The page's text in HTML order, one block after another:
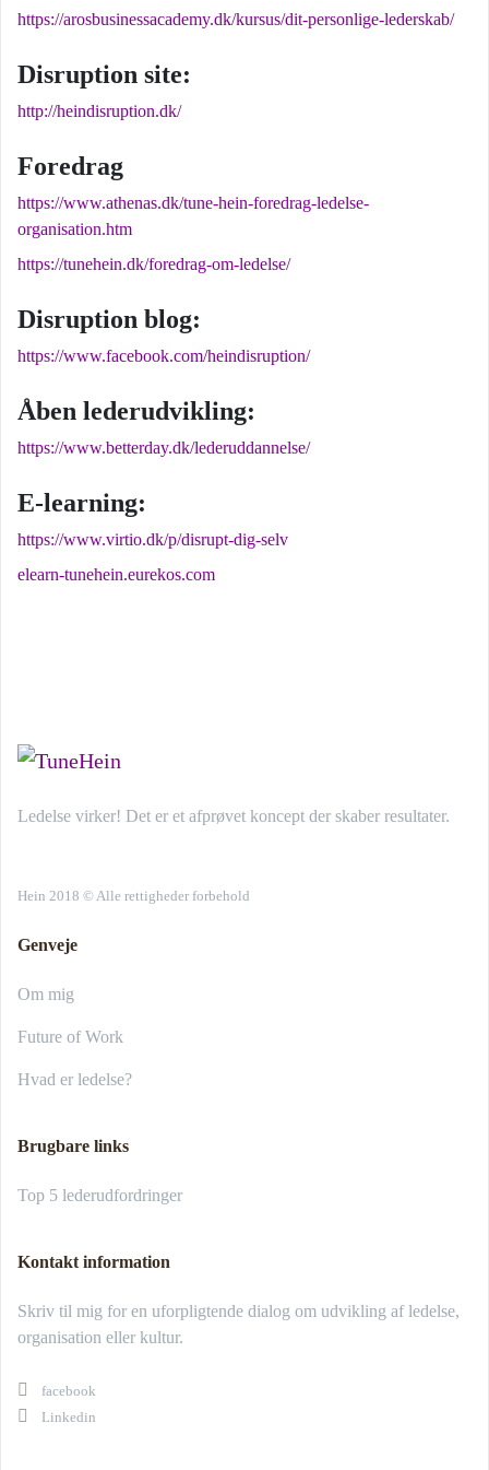
https://arosbusinessacademy.dk/kursus/dit-personlige-lederskab/
Disruption site:
http://heindisruption.dk/
Foredrag
https://www.athenas.dk/tune-hein-foredrag-ledelse-
organisation.htm
https://tunehein.dk/foredrag-om-ledelse/
Disruption blog:
https://www.facebook.com/heindisruption/
Åben lederudvikling:
https://www.betterday.dk/lederuddannelse/
E-learning:
https://www.virtio.dk/p/disrupt-dig-selv
elearn-tunehein.eurekos.com
Ledelse virker! Det er et afprøvet koncept der skaber resultater.
Hein 2018 © Alle rettigheder forbehold
Genveje
Om mig
Future of Work
Hvad er ledelse?
Brugbare links
Top 5 lederudfordringer
Kontakt information
Skriv til mig for en uforpligtende dialog om udvikling af ledelse,
organisation eller kultur.
facebook
Linkedin